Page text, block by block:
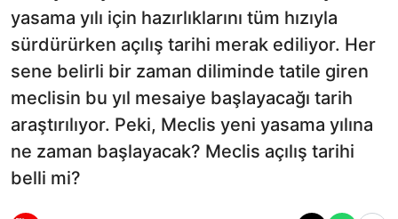
yasama yılı için hazırlıklarını tüm hızıyla
sürdürürken açılış tarihi merak ediliyor. Her
sene belirli bir zaman diliminde tatile giren
meclisin bu yıl mesaiye başlayacağı tarih
araştırılıyor. Peki, Meclis yeni yasama yılına
ne zaman başlayacak? Meclis açılış tarihi
belli mi?